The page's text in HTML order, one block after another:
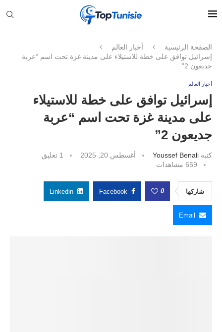
الصفحة الرئيسية
أخبار العالم
إسرائيل توافق على خطة للاستيلاء على مدينة غزة تحت اسم “عربة
جديعون 2”
أخبار العالم
إسرائيل توافق على خطة للاستيلاء
على مدينة غزة تحت اسم “عربة
جديعون 2”
كتبه Youssef Benali أغسطس 20, 2025
1 تعليق
659 مشاهدات
شاركها 0
Facebook
Linkedin
Email